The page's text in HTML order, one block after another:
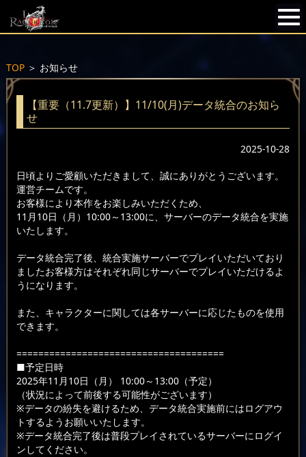
TOP＞ お知らせ
【重要（11.7更新）】11/10(月)データ統合のお知ら
せ
2025-10-28
日頃よりご愛顧いただきまして、誠にありがとうございます。
運営チームです。
お客様により本作をお楽しみいただくため、
11月10日（月）10:00～13:00に、サーバーのデータ統合を実施
いたします。
データ統合完了後、統合実施サーバーでプレイいただいており
ましたお客様方はそれぞれ同じサーバーでプレイいただけるよ
うになります。
また、キャラクターに関しては各サーバーに応じたものを使用
できます。
======================================
■予定日時
2025年11月10日（月） 10:00～13:00（予定）
（状況によって前後する可能性がございます）
※データの紛失を避けるため、データ統合実施前にはログアウ
トするようお願いいたします。
※データ統合完了後は普段プレイされているサーバーにログイ
ンしてください。